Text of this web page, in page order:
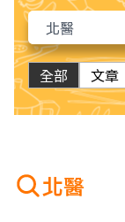
全部 文章
北醫